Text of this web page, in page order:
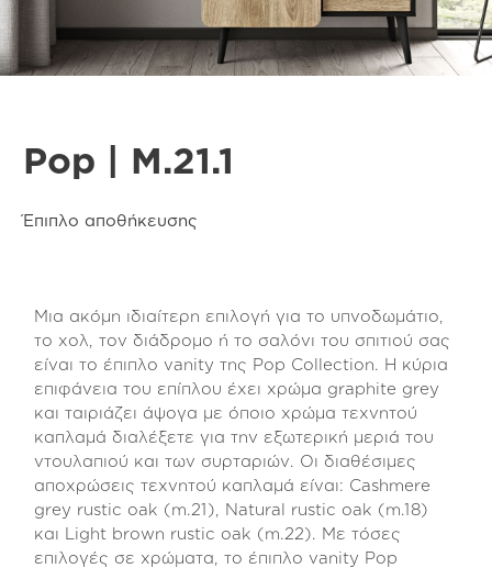
Pop | M.21.1
Έπιπλο αποθήκευσης
Μια ακόμη ιδιαίτερη επιλογή για το υπνοδωμάτιο,
το χολ, τον διάδρομο ή το σαλόνι του σπιτιού σας
είναι το έπιπλο vanity της Pop Collection. Η κύρια
επιφάνεια του επίπλου έχει χρώμα graphite grey
και ταιριάζει άψογα με όποιο χρώμα τεχνητού
καπλαμά διαλέξετε για την εξωτερική μεριά του
ντουλαπιού και των συρταριών. Οι διαθέσιμες
αποχρώσεις τεχνητού καπλαμά είναι: Cashmere
grey rustic oak (m.21), Natural rustic oak (m.18)
και Light brown rustic oak (m.22). Με τόσες
επιλογές σε χρώματα, το έπιπλο vanity Pop